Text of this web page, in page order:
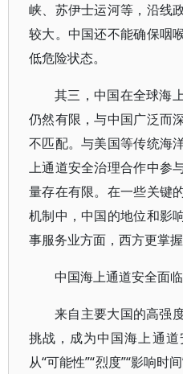
峡、苏伊士运河等，沿线
较大。中国还不能确保咽
低危险状态。
其三，中国在全球海
仍然有限，与中国广泛而
不匹配。与美国等传统海
上通道安全治理合作中参
量存在有限。在一些关键
机制中，中国的地位和影
事服务业方面，西方更掌握
中国海上通道安全面
来自主要大国的高强
挑战，成为中国海上通
从“可能性”“烈度”“影响时